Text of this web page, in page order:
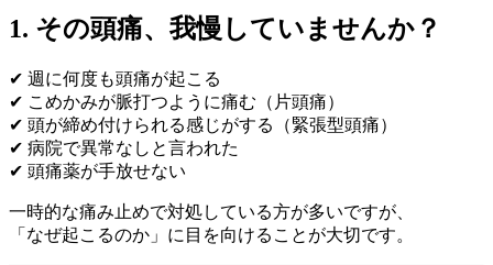
1. その頭痛、我慢していませんか？
✔ 週に何度も頭痛が起こる
✔ こめかみが脈打つように痛む（片頭痛）
✔ 頭が締め付けられる感じがする（緊張型頭痛）
✔ 病院で異常なしと言われた
✔ 頭痛薬が手放せない
一時的な痛み止めで対処している方が多いですが、
「なぜ起こるのか」に目を向けることが大切です。